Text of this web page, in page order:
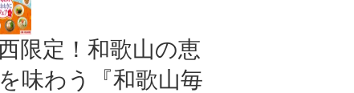
限定！和歌山の恵
味わう『和歌山毎